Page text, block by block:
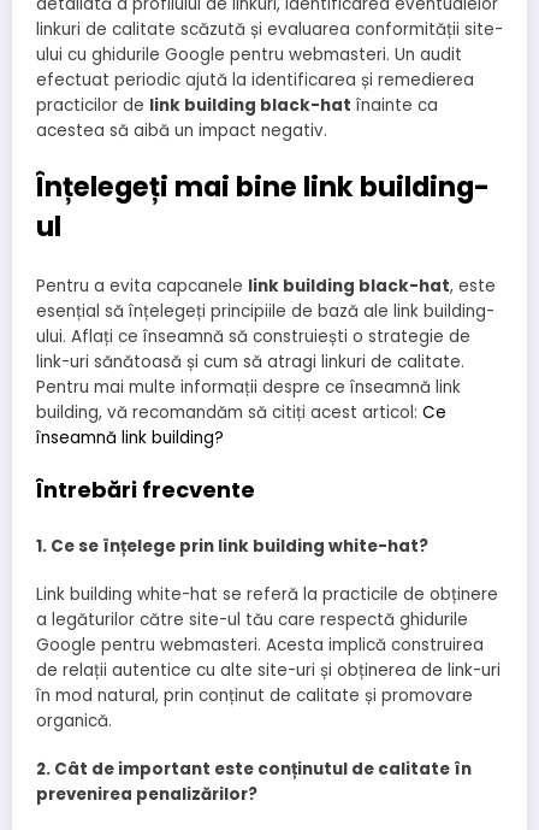
detaliată a profilului de linkuri, identificarea eventualelor
linkuri de calitate scăzută și evaluarea conformității site-
ului cu ghidurile Google pentru webmasteri. Un audit
efectuat periodic ajută la identificarea și remedierea
practicilor de link building black-hat înainte ca
acestea să aibă un impact negativ.
Înțelegeți mai bine link building-
ul
Pentru a evita capcanele link building black-hat, este
esențial să înțelegeți principiile de bază ale link building-
ului. Aflați ce înseamnă să construiești o strategie de
link-uri sănătoasă și cum să atragi linkuri de calitate.
Pentru mai multe informații despre ce înseamnă link
building, vă recomandăm să citiți acest articol: Ce
înseamnă link building?
Întrebări frecvente
1. Ce se înțelege prin link building white-hat?
Link building white-hat se referă la practicile de obținere
a legăturilor către site-ul tău care respectă ghidurile
Google pentru webmasteri. Acesta implică construirea
de relații autentice cu alte site-uri și obținerea de link-uri
în mod natural, prin conținut de calitate și promovare
organică.
2. Cât de important este conținutul de calitate în
prevenirea penalizărilor?